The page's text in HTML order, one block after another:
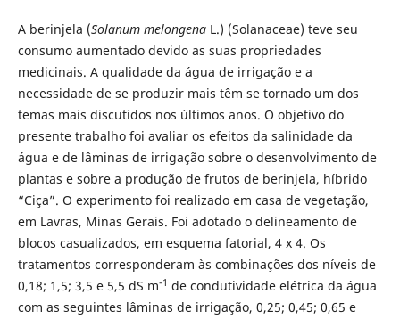
A berinjela (Solanum melongena L.) (Solanaceae) teve seu
consumo aumentado devido as suas propriedades
medicinais. A qualidade da água de irrigação e a
necessidade de se produzir mais têm se tornado um dos
temas mais discutidos nos últimos anos. O objetivo do
presente trabalho foi avaliar os efeitos da salinidade da
água e de lâminas de irrigação sobre o desenvolvimento de
plantas e sobre a produção de frutos de berinjela, híbrido
“Ciça”. O experimento foi realizado em casa de vegetação,
em Lavras, Minas Gerais. Foi adotado o delineamento de
blocos casualizados, em esquema fatorial, 4 x 4. Os
tratamentos corresponderam às combinações dos níveis de
0,18; 1,5; 3,5 e 5,5 dS m-1 de condutividade elétrica da água
com as seguintes lâminas de irrigação, 0,25; 0,45; 0,65 e